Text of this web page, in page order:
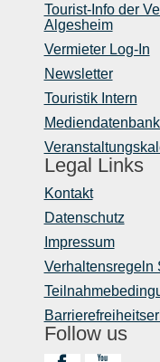
Tourist-Info der
Algesheim
Vermieter Log-In
Newsletter
Touristik Intern
Legal Links
Kontakt
Datenschutz
Impressum
Verhaltensregeln
Follow us